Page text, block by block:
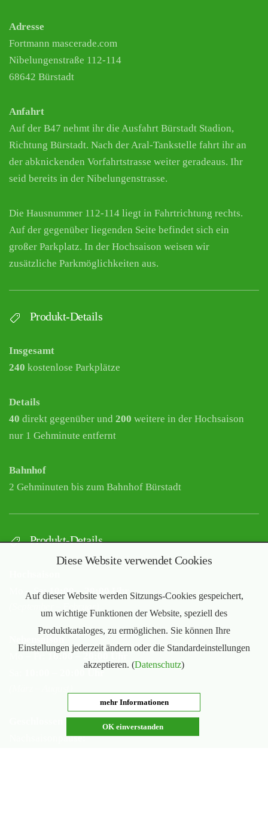
Adresse
Fortmann mascerade.com
Nibelungenstraße 112-114
68642 Bürstadt
Anfahrt
Auf der B47 nehmt ihr die Ausfahrt Bürstadt Stadion,
Richtung Bürstadt. Nach der Aral-Tankstelle fahrt ihr an
der abknickenden Vorfahrtstrasse weiter geradeaus. Ihr
seid bereits in der Nibelungenstrasse.
Die Hausnummer 112-114 liegt in Fahrtrichtung rechts.
Auf der gegenüber liegenden Seite befindet sich ein
großer Parkplatz. In der Hochsaison weisen wir
zusätzliche Parkmöglichkeiten aus.
Produkt-Details
Insgesamt
240 kostenlose Parkplätze
Details
40 direkt gegenüber und 200 weitere in der Hochsaison
nur 1 Gehminute entfernt
Bahnhof
2 Gehminuten bis zum Bahnhof Bürstadt
Produkt-Details
Mo – Sa: 10:00 – 20:00 Uhr
16:00 – 20:00 Uhr
10:00 – 20:00 Uhr
Nachsaisonpause:
Diese Website verwendet Cookies
Auf dieser Website werden Sitzungs-Cookies gespeichert,
um wichtige Funktionen der Website, speziell des
Produktkataloges, zu ermöglichen. Sie können Ihre
Einstellungen jederzeit ändern oder die Standardeinstellungen
akzeptieren. (Datenschutz)
mehr Informationen
OK einverstanden